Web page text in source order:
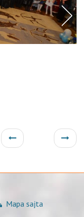
Mapa sajta